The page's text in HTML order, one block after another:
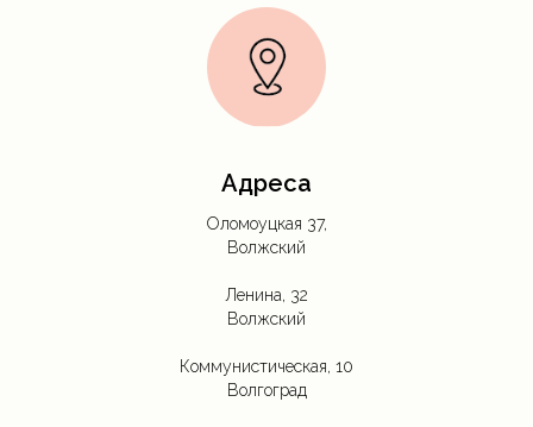
Адреса
Оломоуцкая 37,
Волжский
Ленина, 32
Волжский
Коммунистическая, 10
Волгоград